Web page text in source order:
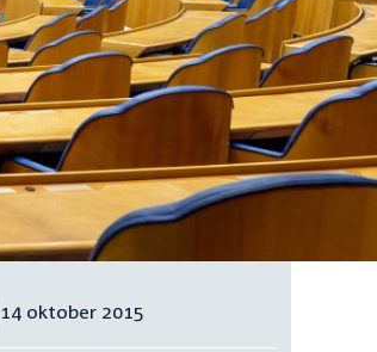
Datum:
14 oktober 2015